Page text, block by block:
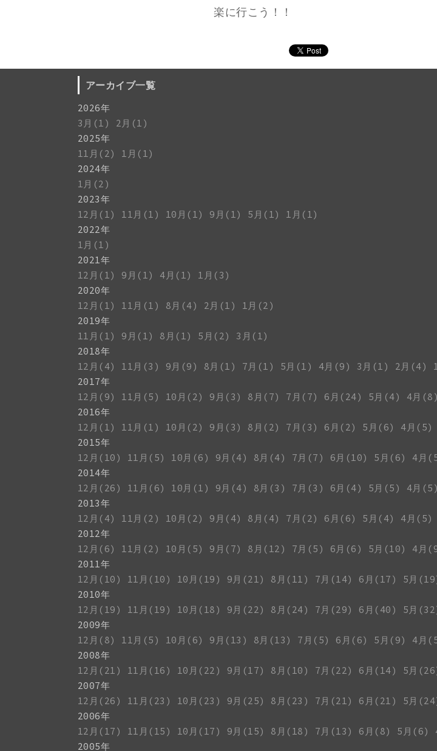
楽に行こう！！
アーカイブ一覧
2026年
3月(1)
2月(1)
2025年
11月(2)
1月(1)
2024年
1月(2)
2023年
12月(1)
11月(1) 10月(1) 9月(1) 5月(1)
1月(1)
2022年
1月(1)
2021年
12月(1)
9月(1) 4月(1)
1月(3)
2020年
12月(1)
11月(1) 8月(4) 2月(1)
1月(2)
2019年
11月(1)
9月(1) 8月(1) 5月(2)
3月(1)
2018年
12月(4)
11月(3) 9月(9) 8月(1) 7月(1) 5月(1) 4月(9) 3月(1) 2月(4)
2017年
12月(9)
11月(5) 10月(2) 9月(3) 8月(7) 7月(7) 6月(24) 5月(4) 4月(8)
2016年
12月(1)
11月(1) 10月(2) 9月(3) 8月(2) 7月(3) 6月(2) 5月(6) 4月(5)
2015年
12月(10)
11月(5) 10月(6) 9月(4) 8月(4) 7月(7) 6月(10) 5月(6) 4月
2014年
12月(26)
11月(6) 10月(1) 9月(4) 8月(3) 7月(3) 6月(4) 5月(5) 4月(5)
2013年
12月(4)
11月(2) 10月(2) 9月(4) 8月(4) 7月(2) 6月(6) 5月(4) 4月(5)
2012年
12月(6)
11月(2) 10月(5) 9月(7) 8月(12) 7月(5) 6月(6) 5月(10) 4月
2011年
12月(10)
11月(10) 10月(19) 9月(21) 8月(11) 7月(14) 6月(17) 5月
2010年
12月(19)
11月(19) 10月(18) 9月(22) 8月(24) 7月(29) 6月(40) 5月
2009年
12月(8)
11月(5) 10月(6) 9月(13) 8月(13) 7月(5) 6月(6) 5月(9) 4月
2008年
12月(21)
11月(16) 10月(22) 9月(17) 8月(10) 7月(22) 6月(14) 5月
2007年
12月(26)
11月(23) 10月(23) 9月(25) 8月(23) 7月(21) 6月(21) 5月
2006年
12月(17)
11月(15) 10月(17) 9月(15) 8月(18) 7月(13) 6月(8) 5月(6)
2005年